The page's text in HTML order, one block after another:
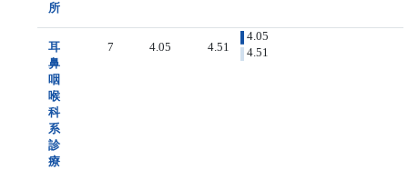
所
耳
鼻
咽
喉
科
系
診
療
7 4.05 4.51
4.05
4.51